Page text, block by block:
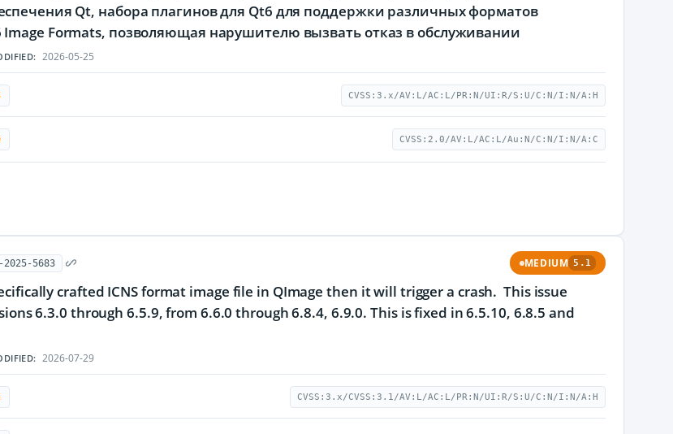
Qt, набора плагинов для Qt6 для поддержки различных форматов
Formats, позволяющая нарушителю вызвать отказ в обслуживании
2026-05-25
CVSS:3.x/AV:L/AC:L/PR:N/UI:R/S:U/C:N/I:N/A:H
CVSS:2.0/AV:L/AC:L/Au:N/C:N/I:N/A:C
2025-5683 MEDIUM 5.1
crafted ICNS format image file in QImage then it will trigger a crash. This issue
6.3.0 through 6.5.9, from 6.6.0 through 6.8.4, 6.9.0. This is fixed in 6.5.10, 6.8.5 and
2026-07-29
CVSS:3.x/CVSS:3.1/AV:L/AC:L/PR:N/UI:R/S:U/C:N/I:N/A:H